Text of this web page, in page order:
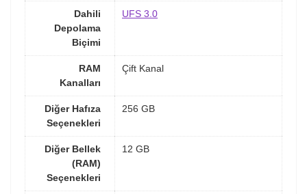
Dahili
Depolama
Biçimi
UFS 3.0
RAM
Kanalları
Çift Kanal
Diğer Hafıza
Seçenekleri
256 GB
Diğer Bellek
(RAM)
Seçenekleri
12 GB